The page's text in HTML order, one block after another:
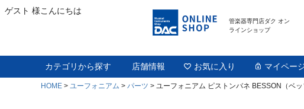
管楽器専門店ダク オン
ラインショップ
ゲスト 様こんにちは
カテゴリから探す 店舗情報 お気に入り マイペー
HOME ユーフォニアム パーツ ユーフォニアム ピストンバネ BESSON（ベ
並び順
優先度順
レビュー順
キーワードヒット順